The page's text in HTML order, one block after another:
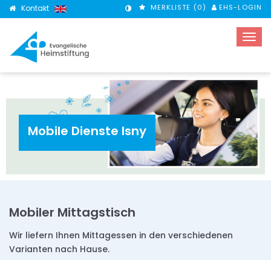
Kontakt
KONTRASTMODUS
MERKLISTE (0) EHS-LOGIN
Mobile Dienste Isny
Mobiler Mittagstisch
Wir liefern Ihnen Mittagessen in den verschiedenen
Varianten nach Hause.